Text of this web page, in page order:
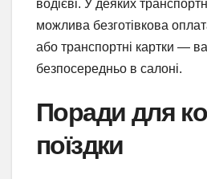
водієві. У деяких
можлива безготівкова
або транспортні картки —
безпосередньо в салоні.
Поради для
поїздки